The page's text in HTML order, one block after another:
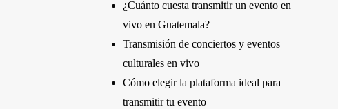
¿Cuánto cuesta transmitir un evento en
vivo en Guatemala?
Transmisión de conciertos y eventos
culturales en vivo
Cómo elegir la plataforma ideal para
transmitir tu evento